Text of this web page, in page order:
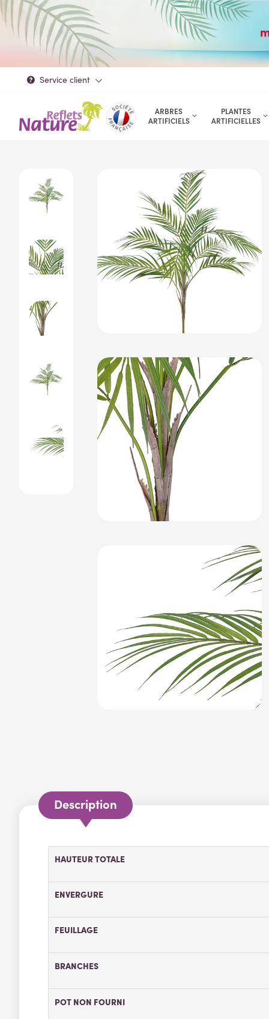
Service client
ARBRES
ARTIFICIELS
PLANTES
ARTIFICIELLES
Description
HAUTEUR TOTALE
ENVERGURE
FEUILLAGE
BRANCHES
POT NON FOURNI